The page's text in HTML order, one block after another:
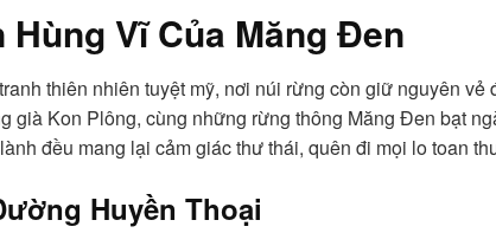
Vĩ Của Măng Đen
thiên nhiên tuyệt mỹ, nơi núi rừng còn giữ nguyên
già Kon Plông, cùng những rừng thông Măng Đen bạt
đều mang lại cảm giác thư thái, quên đi mọi lo toan
Huyền Thoại